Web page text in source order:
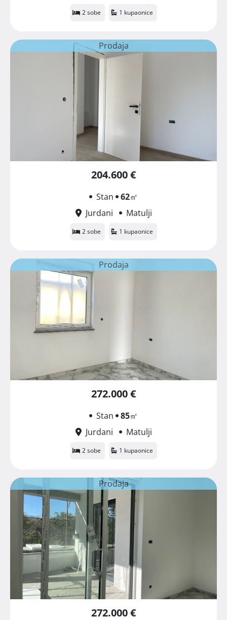
2 sobe 1 kupaonice
Prodaja
204.600 €
Stan 62㎡
Jurdani
Matulji
2 sobe 1 kupaonice
Prodaja
272.000 €
Stan 85㎡
Jurdani
Matulji
2 sobe 1 kupaonice
Prodaja
272.000 €